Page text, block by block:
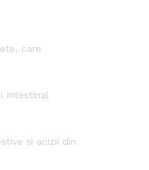
care
intestinal
și acizii din